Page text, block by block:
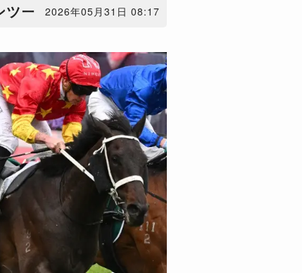
ツー 2026年05月31日 08:17